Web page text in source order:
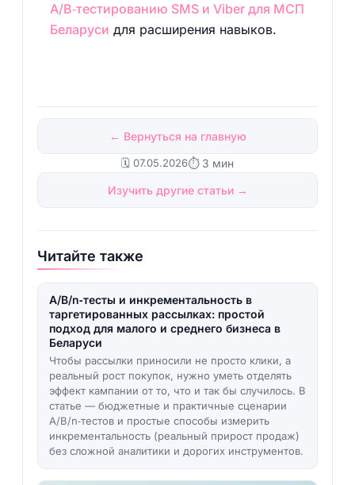
A/B‑тестированию SMS и Viber для МСП
Беларуси для расширения навыков.
← Вернуться на главную
🗓️ 07.05.2026⏱ 3 мин
Изучить другие статьи →
Читайте также
A/B/n‑тесты и инкрементальность в
таргетированных рассылках: простой
подход для малого и среднего бизнеса в
Беларуси
Чтобы рассылки приносили не просто клики, а
реальный рост покупок, нужно уметь отделять
эффект кампании от то, что и так бы случилось. В
статье — бюджетные и практичные сценарии
A/B/n‑тестов и простые способы измерить
инкрементальность (реальный прирост продаж)
без сложной аналитики и дорогих инструментов.